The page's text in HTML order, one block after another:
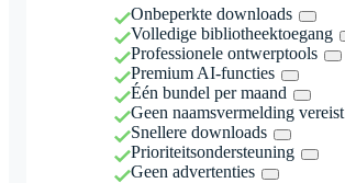
Onbeperkte downloads
Volledige bibliotheektoegang
Professionele ontwerptools
Premium AI-functies
Één bundel per maand
Geen naamsvermelding vereist
Snellere downloads
Prioriteitsondersteuning
Geen advertenties